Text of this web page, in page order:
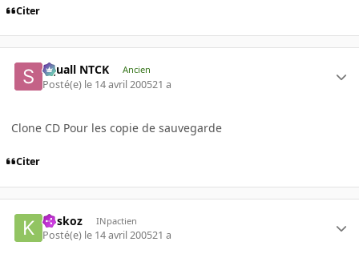
Citer
Squall NTCK Ancien
Posté(e) le 14 avril 200521 a
Clone CD Pour les copie de sauvegarde
Citer
koskoz INpactien
Posté(e) le 14 avril 200521 a